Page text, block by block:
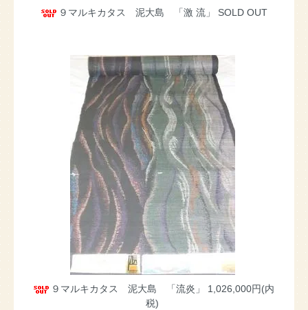
９マルキカタス 泥大島 「激 流」 SOLD OUT
９マルキカタス 泥大島 「流炎」
1,026,000円(内
税)